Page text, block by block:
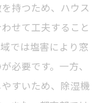
せる方法
グをもっと楽し
イベントの企画
持つため、ハウス
せて工夫すること
では塩害により窓
必要です。一方、
すいため、除湿機